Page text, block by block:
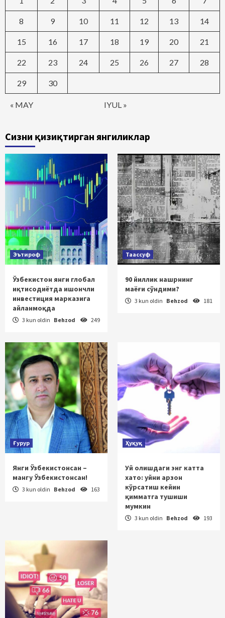
« MAY IYUL »
8 9 10 11 12 13 14
15 16 17 18 19 20 21
22 23 24 25 26 27 28
29 30
Сизни қизиқтирган янгиликлар
Эътироф
Ўзбекистон янги глобал
иқтисодиётда ишончли
инвестиция марказига
айланмоқда
3 kun oldin Behzod 249
Таассуф
90 йиллик нашрнинг
маёғи сўндими?
3 kun oldin Behzod 181
Ғурур
Янги Ўзбекистонсан –
мангу Ўзбекистонсан!
3 kun oldin Behzod 163
Ҳуқуқ
Уй олишдаги энг катта
хато: уйни арзон
кўрсатиш кейин
қимматга тушиши
мумкин
3 kun oldin Behzod 193